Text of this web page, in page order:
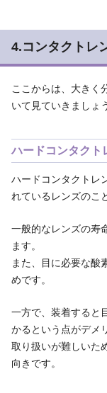
4.コンタクトレ
ここからは、大きく
いて見ていきましょ
ハードコンタクト
ハードコンタクトレ
れているレンズのこ
一般的なレンズの寿
ます。
また、目に必要な酸
めです。
一方で、装着すると
かるという点がデメ
取り扱いが難しいた
向きです。